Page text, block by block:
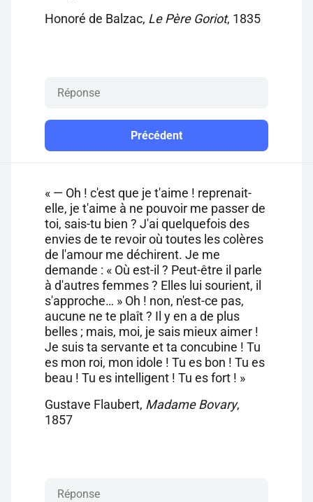
Honoré de Balzac, Le Père Goriot, 1835
Précédent
« — Oh ! c'est que je t'aime ! reprenait-
elle, je t'aime à ne pouvoir me passer de
toi, sais-tu bien ? J'ai quelquefois des
envies de te revoir où toutes les colères
de l'amour me déchirent. Je me
demande : « Où est-il ? Peut-être il parle
à d'autres femmes ? Elles lui sourient, il
s'approche… » Oh ! non, n'est-ce pas,
aucune ne te plaît ? Il y en a de plus
belles ; mais, moi, je sais mieux aimer !
Je suis ta servante et ta concubine ! Tu
es mon roi, mon idole ! Tu es bon ! Tu es
beau ! Tu es intelligent ! Tu es fort ! »
Gustave Flaubert, Madame Bovary,
1857